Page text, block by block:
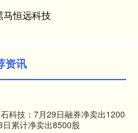
马恒远科技
资讯
科技：7月29日融券净卖出1200
日累计净卖出8500股